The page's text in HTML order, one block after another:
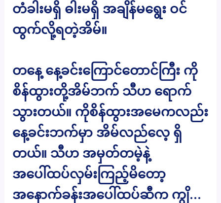
တံခါးမရှိ ဓါးမရှိ အချိန်မရွေး ဝင်
ထွက်လို့ရတဲ့အိမ်။
တနေ့ နေ့ခင်းကြောင်တောင်ကြီး ကို
စိန်ထွားတို့အိမ်ဘက် သီဟ ရောက်
သွားတယ်။ ကိုစိန်ထွားအမေကလည်း
နေ့ခင်းဘက်မှာ အိမ်လည်လေ့ ရှိ
တယ်။ သီဟ အမှတ်တမဲ့နဲ့
အပေါ်ထပ်လှမ်းကြည့်မိတော့
အနောက်ခန်းအပေါ်ထပ်ဆီက ကျွိ…